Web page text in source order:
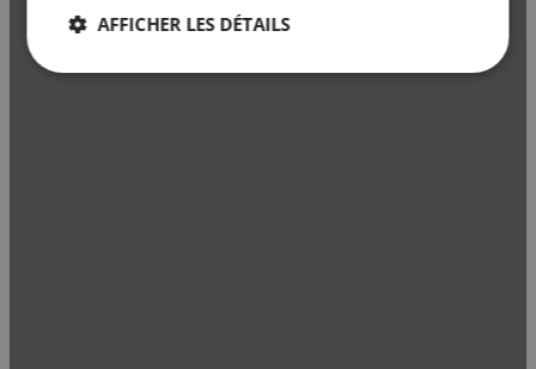
AFFICHER LES DÉTAILS